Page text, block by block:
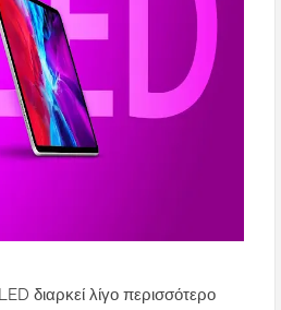
διαρκεί λίγο περισσότερο